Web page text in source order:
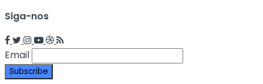
Siga-nos
Email